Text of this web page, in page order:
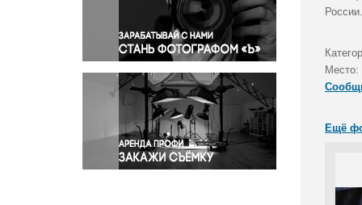
Правосудие
Происшествия и конфликты
Религия
Светская жизнь
Спорт
Экология
Экономика и бизнес
России.
Место:
Ещё